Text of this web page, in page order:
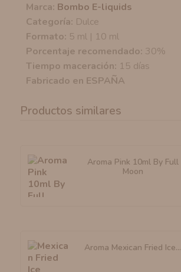
Marca: Bombo E-liquids
Categoría: Dulce
Formato: 5 ml | 10 ml
Porcentaje recomendado: 30%
Tiempo maceración: 15 días
Fabricado en ESPAÑA
Productos similares
Aroma Pink 10ml By Full
Moon
Aroma Mexican Fried Ice...